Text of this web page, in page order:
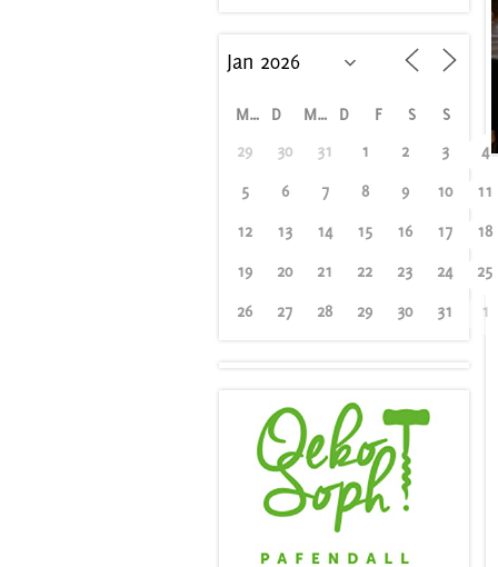
M D M D F S
S
29
30 31 1 2 3 4
5 6 7 8 9 10 11
12 13 14 15 16 17 18
19 20 21 22 23 24 25
26 27 28 29 30 31 1